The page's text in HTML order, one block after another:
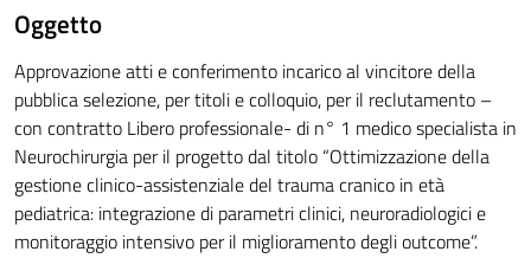
Oggetto
Approvazione atti e conferimento incarico al vincitore della
pubblica selezione, per titoli e colloquio, per il reclutamento –
con contratto Libero professionale- di n° 1 medico specialista in
Neurochirurgia per il progetto dal titolo “Ottimizzazione della
gestione clinico-assistenziale del trauma cranico in età
pediatrica: integrazione di parametri clinici, neuroradiologici e
monitoraggio intensivo per il miglioramento degli outcome”.